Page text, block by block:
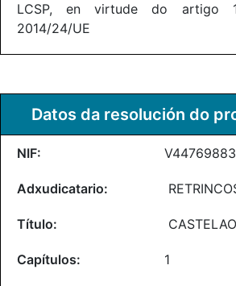
LCSP, en virtude do artigo
2014/24/UE
Datos da resolución do
V44769883
CASTELAO
1